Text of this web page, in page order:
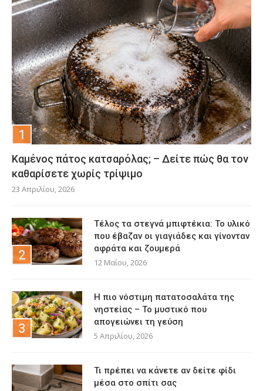
Καμένος πάτος κατσαρόλας; – Δείτε πώς θα τον
καθαρίσετε χωρίς τρίψιμο
23 Απριλίου, 2026
Τέλος τα στεγνά μπιφτέκια: Το υλικό
που έβαζαν οι γιαγιάδες και γίνονταν
αφράτα και ζουμερά
12 Μαΐου, 2026
Η πιο νόστιμη πατατοσαλάτα της
νηστείας – Το μυστικό που
απογειώνει τη γεύση
5 Απριλίου, 2026
Τι πρέπει να κάνετε αν δείτε φίδι
μέσα στο σπίτι σας